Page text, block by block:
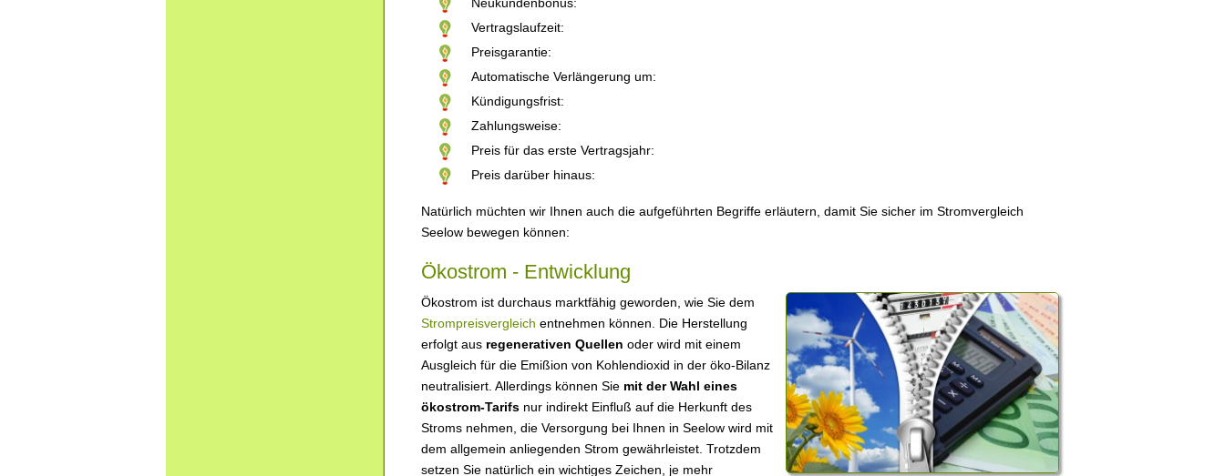
Vertragslaufzeit:
Preisgarantie:
Automatische Verlängerung um:
Kündigungsfrist:
Zahlungsweise:
Preis für das erste Vertragsjahr:
Preis darüber hinaus:
Natürlich müchten wir Ihnen auch die aufgeführten Begriffe erläutern, damit Sie sicher im Stromvergleich
Seelow bewegen können:
Ökostrom - Entwicklung
Ökostrom ist durchaus marktfähig geworden, wie Sie dem
Strompreisvergleich entnehmen können. Die Herstellung
erfolgt aus regenerativen Quellen oder wird mit einem
Ausgleich für die Emißion von Kohlendioxid in der öko-Bilanz
neutralisiert. Allerdings können Sie mit der Wahl eines
ökostrom-Tarifs nur indirekt Einfluß auf die Herkunft des
Stroms nehmen, die Versorgung bei Ihnen in Seelow wird mit
dem allgemein anliegenden Strom gewährleistet. Trotzdem
setzen Sie natürlich ein wichtiges Zeichen, je mehr